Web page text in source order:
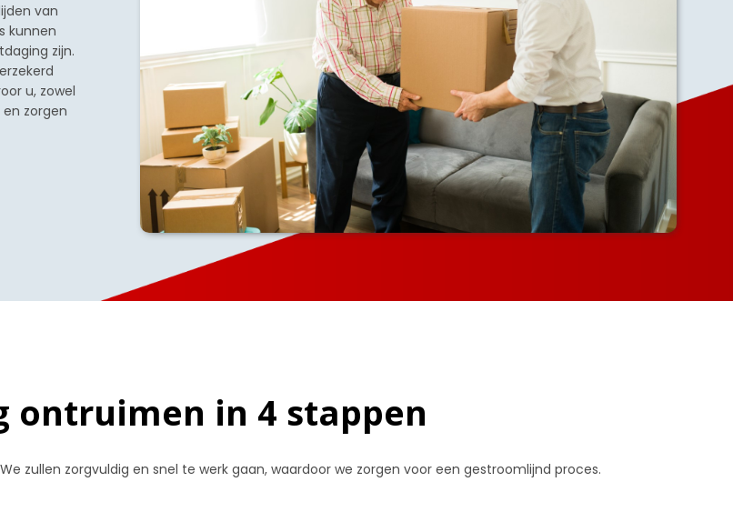
van
kunnen
zijn.
u, zowel
zorgen
ontruimen in 4 stappen
zullen zorgvuldig en snel te werk gaan, waardoor we zorgen voor een gestroomlijnd proces.